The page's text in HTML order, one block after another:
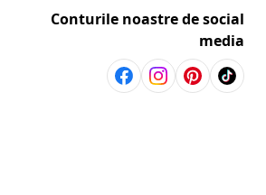
Conturile noastre de social
media